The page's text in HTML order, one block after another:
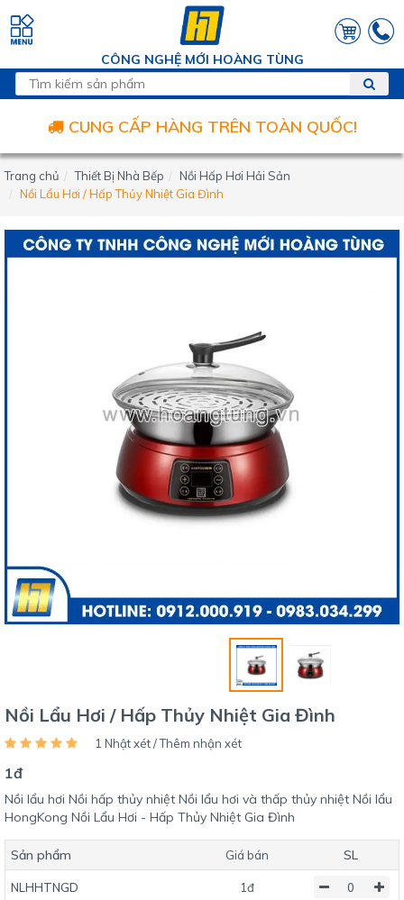
CÔNG NGHỆ MỚI HOÀNG TÙNG
CUNG CẤP HÀNG TRÊN TOÀN QUỐC!
Trang chủ Thiết Bị Nhà Bếp
Nồi Hấp Hơi Hải Sản
Nồi Lẩu Hơi / Hấp Thủy Nhiệt Gia Đình
Nồi Lẩu Hơi / Hấp Thủy Nhiệt Gia Đình
1 Nhật xét / Thêm nhận xét
1đ
Nồi lẩu hơi Nồi hấp thủy nhiệt Nồi lẩu hơi và thấp thủy nhiệt Nồi lẩu
HongKong Nồi Lẩu Hơi - Hấp Thủy Nhiệt Gia Đình
Sản phẩm Giá bán SL
NLHHTNGD 1đ